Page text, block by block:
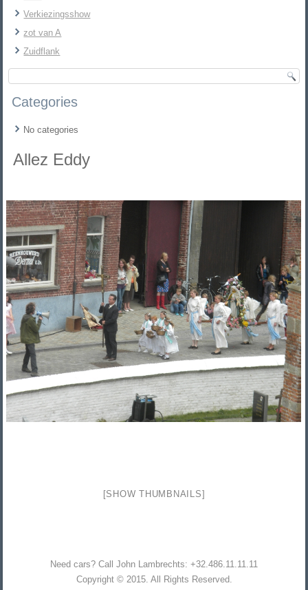
Verkiezingsshow
zot van A
Zuidflank
Categories
No categories
Allez Eddy
[SHOW THUMBNAILS]
Need cars? Call John Lambrechts: +32.486.11.11.11
Copyright © 2015. All Rights Reserved.